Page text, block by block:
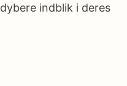
indblik i deres